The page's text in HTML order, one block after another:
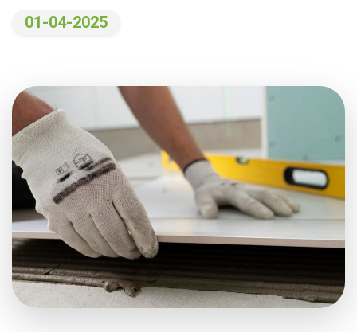
01-04-2025